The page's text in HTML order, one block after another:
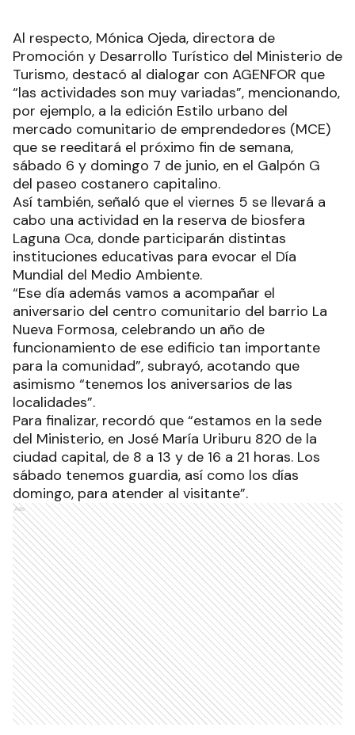
Al respecto, Mónica Ojeda, directora de
Promoción y Desarrollo Turístico del Ministerio de
Turismo, destacó al dialogar con AGENFOR que
“las actividades son muy variadas”, mencionando,
por ejemplo, a la edición Estilo urbano del
mercado comunitario de emprendedores (MCE)
que se reeditará el próximo fin de semana,
sábado 6 y domingo 7 de junio, en el Galpón G
del paseo costanero capitalino.
Así también, señaló que el viernes 5 se llevará a
cabo una actividad en la reserva de biosfera
Laguna Oca, donde participarán distintas
instituciones educativas para evocar el Día
Mundial del Medio Ambiente.
“Ese día además vamos a acompañar el
aniversario del centro comunitario del barrio La
Nueva Formosa, celebrando un año de
funcionamiento de ese edificio tan importante
para la comunidad”, subrayó, acotando que
asimismo “tenemos los aniversarios de las
localidades”.
Para finalizar, recordó que “estamos en la sede
del Ministerio, en José María Uriburu 820 de la
ciudad capital, de 8 a 13 y de 16 a 21 horas. Los
sábado tenemos guardia, así como los días
domingo, para atender al visitante”.
Ads